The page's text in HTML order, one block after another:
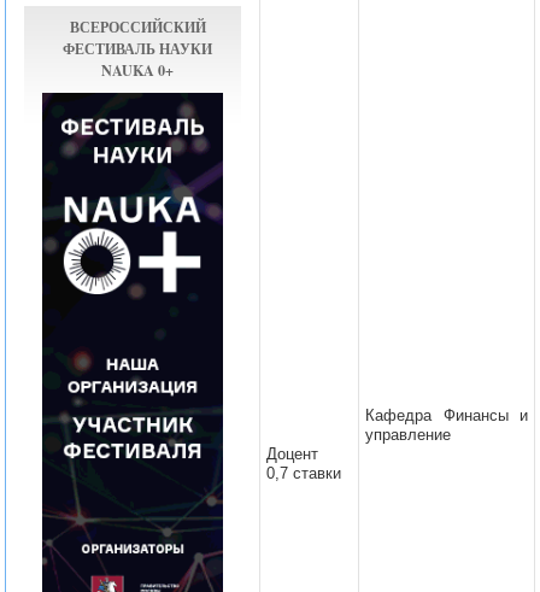
ВСЕРОССИЙСКИЙ
ФЕСТИВАЛЬ НАУКИ
NAUKA 0+
Доцент
0,7 ставки
Кафедра Финансы и
управление